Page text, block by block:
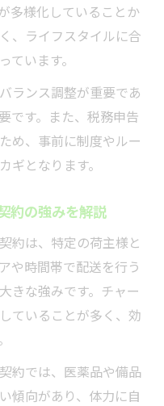
多様化していることか
、ライフスタイルに合
います。
ランス調整が重要であ
です。また、税務申告
め、事前に制度やルー
ギとなります。
約の強みを解説
約は、特定の荷主様と
や時間帯で配送を行う
きな強みです。チャー
ていることが多く、効
約では、医薬品や備品
傾向があり、体力に自